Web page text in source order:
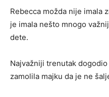
Rebecca možda nije imala
je imala nešto mnogo
dete.
Najvažniji trenutak
zamolila majku da je ne